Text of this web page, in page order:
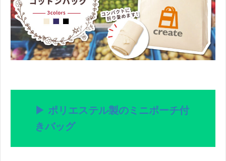
▶ ポリエステル製のミニポーチ付
きバッグ